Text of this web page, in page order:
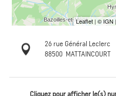
26 rue Général Leclerc
88500 MATTAINCOURT
Cliquez pour afficher le(s)